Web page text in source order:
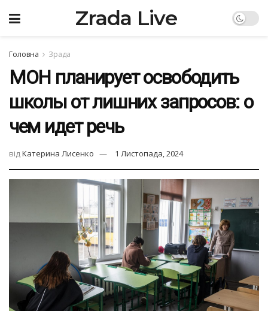
Zrada Live
Головна Зрада
МОН планирует освободить
школы от лишних запросов: о
чем идет речь
відКатерина Лисенко 1 Листопада, 2024